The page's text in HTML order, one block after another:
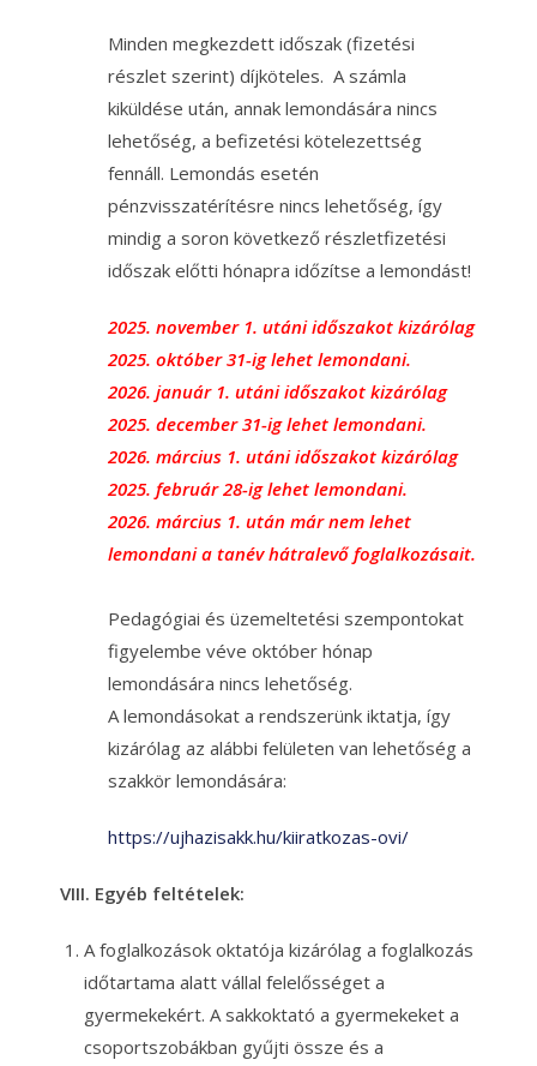
Minden megkezdett időszak (fizetési
részlet szerint) díjköteles. A számla
kiküldése után, annak lemondására nincs
lehetőség, a befizetési kötelezettség
fennáll. Lemondás esetén
pénzvisszatérítésre nincs lehetőség, így
mindig a soron következő részletfizetési
időszak előtti hónapra időzítse a lemondást!
2025. november 1. utáni időszakot kizárólag
2025. október 31-ig lehet lemondani.
2026. január 1. utáni időszakot kizárólag
2025. december 31-ig lehet lemondani.
2026. március 1. utáni időszakot kizárólag
2025. február 28-ig lehet lemondani.
2026. március 1. után már nem lehet
lemondani a tanév hátralevő foglalkozásait.
Pedagógiai és üzemeltetési szempontokat
figyelembe véve október hónap
lemondására nincs lehetőség.
A lemondásokat a rendszerünk iktatja, így
kizárólag az alábbi felületen van lehetőség a
szakkör lemondására:
https://ujhazisakk.hu/kiiratkozas-ovi/
VIII. Egyéb feltételek:
A foglalkozások oktatója kizárólag a foglalkozás
időtartama alatt vállal felelősséget a
gyermekekért. A sakkoktató a gyermekeket a
csoportszobákban gyűjti össze és a